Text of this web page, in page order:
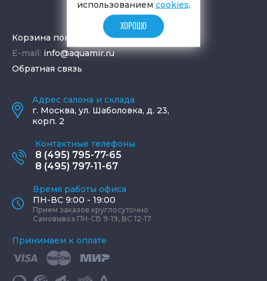
Корзина покупок
E-mail: info@aquamir.ru
Обратная связь
Адрес салона и склада
г. Москва, ул. Шаболовка, д. 23,
корп. 2
Контактные телефоны
8 (495) 795-77-65
8 (495) 797-11-67
Время работы офиса
ПН-ВС 9:00 - 19:00
Прием заказов круглосуточно
Самовывоз ПН-СБ 9-19, ВС 12-17
Принимаем к оплате
использованием cookies.
ХОРОШО